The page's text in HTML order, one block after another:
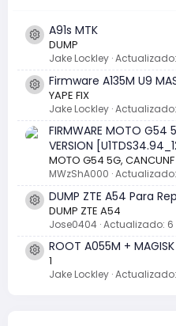
Sábado a las 15:50
Jake Lockleyha
2026.07.27.0
Aquí tienes la traducción
proporcionado: SOPORTE
APPLE A12/A13 Respaldar
Icono del recurso
A91s MTK
DUMP
Jake Lockley Actualizado:
Icono del recurso
Firmware A135M U9
YAPE FIX
Jake Lockley Actualizado:
FIRMWARE MOTO G54
VERSION
MOTO G54 5G, CANCUNF
MWzShA000 Actualizado:
Icono del recurso
DUMP ZTE A54 Para
DUMP ZTE A54
Jose0404 Actualizado: 6
Icono del recurso
ROOT A055M + MAGISK
1
Jake Lockley Actualizado: